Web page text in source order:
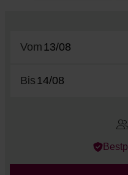
Vom
Bis